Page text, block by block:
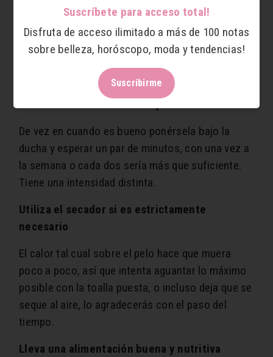
con dos veces al mes podría ser más que
suficiente. Ese típico domingo que estás horas en
casa aprovecha para untar tu pelo con mascarilla
sin mojar, y después de varias horas, lavarte el
pelo. Resplandecerá.
De vez en cuando es bueno ponérsela bajo la
ducha y esperar un par de minutos, con una vez a
la semana o cada dos sería más que suficiente.
Tiene una intensidad distinta.
Utiliza el secador si es estrictamente
necesario
El calor tal cual sobre el pelo hace que muera
poco a poco, así que intenta aguantar lo máximo
posible con la toalla puesta, o incluso deja que se
seque al aire, lo agradecerás con el paso del
tiempo.
Lleva una alimentación buena y nutritiva
Suscríbete para acceso total!
Disfruta de acceso ilimitado a más de 100 notas
sobre belleza, horóscopo, moda y tendencias!
Suscribirme